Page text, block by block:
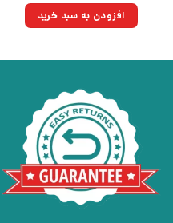
۲۱۰,۰۰۰تومان
بود.
۱۴۵,۹۵۰تومان.افزودن به سبد خرید